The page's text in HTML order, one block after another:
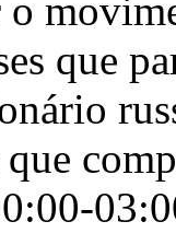
o
que